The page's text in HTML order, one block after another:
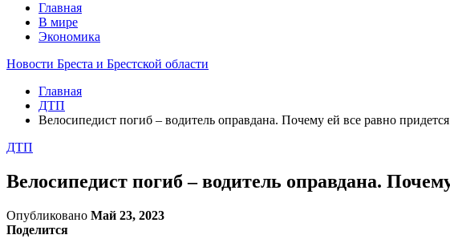
Главная
В мире
Экономика
Новости Бреста и Брестской области
Главная
ДТП
Велосипедист погиб – водитель оправдана. Почему ей все равно
ДТП
Велосипедист погиб – водитель оправдана.
Опубликовано Май 23, 2023
Поделится